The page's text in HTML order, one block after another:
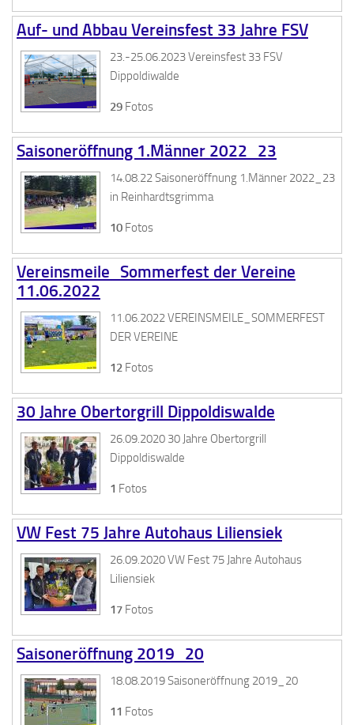
Auf- und Abbau Vereinsfest 33 Jahre FSV
23.-25.06.2023 Vereinsfest 33 FSV
Dippoldiwalde
29 Fotos
Saisoneröffnung 1.Männer 2022_23
14.08.22 Saisoneröffnung 1.Männer 2022_23
in Reinhardtsgrimma
10 Fotos
Vereinsmeile_Sommerfest der Vereine
11.06.2022
11.06.2022 VEREINSMEILE_SOMMERFEST
DER VEREINE
12 Fotos
30 Jahre Obertorgrill Dippoldiswalde
26.09.2020 30 Jahre Obertorgrill
Dippoldiswalde
1 Fotos
VW Fest 75 Jahre Autohaus Liliensiek
26.09.2020 VW Fest 75 Jahre Autohaus
Liliensiek
17 Fotos
Saisoneröffnung 2019_20
18.08.2019 Saisoneröffnung 2019_20
11 Fotos